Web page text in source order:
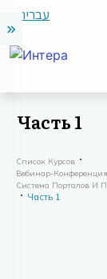
עברית
Часть 1
Список Курсов
Вебинар-
Система Порталов И
Часть 1